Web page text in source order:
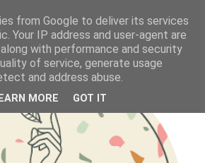
from Google to deliver its services
Your IP address and user-agent are
with performance and security
of service, generate usage
and address abuse.
MORE GOT IT